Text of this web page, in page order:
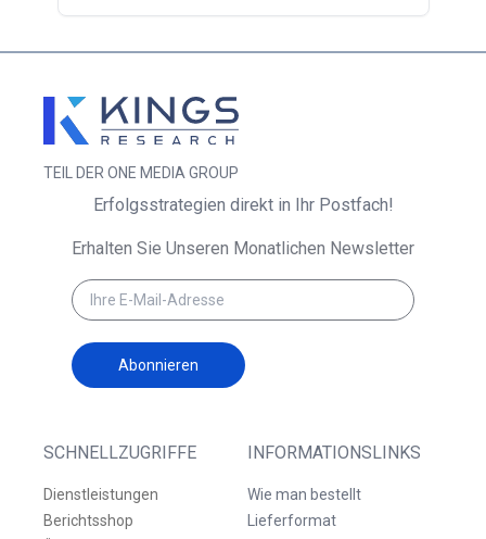
TEIL DER ONE MEDIA GROUP
SCHNELLZUGRIFFE
Dienstleistungen
Berichtsshop
INFORMATIONSLINKS
Wie man bestellt
Lieferformat
Erfolgsstrategien direkt in Ihr Postfach!
Erhalten Sie Unseren Monatlichen Newsletter
Abonnieren